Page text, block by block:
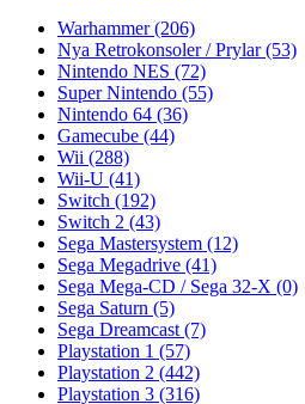
Warhammer(206)
Nya Retrokonsoler / Prylar(53)
Nintendo NES (72)
Super Nintendo (55)
Nintendo 64 (36)
Gamecube (44)
Wii (288)
Wii-U (41)
Switch (192)
Switch 2 (43)
Sega Mastersystem (12)
Sega Megadrive (41)
Sega Mega-CD / Sega 32-X (0)
Sega Saturn (5)
Sega Dreamcast (7)
Playstation 1 (57)
Playstation 2 (442)
Playstation 3 (316)